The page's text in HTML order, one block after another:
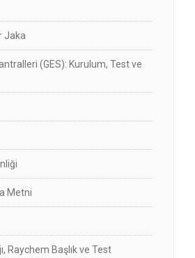
Jaka
(GES): Kurulum, Test ve
Metni
Raychem Başlık ve Test